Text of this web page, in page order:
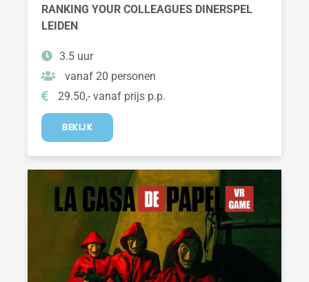
RANKING YOUR COLLEAGUES DINERSPEL
LEIDEN
3.5 uur
vanaf 20 personen
29.50,- vanaf prijs p.p.
BEKIJK